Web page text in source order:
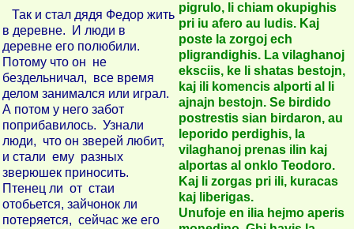
Так и стал дядя Федор жить
в деревне. И люди в
деревне его полюбили.
Потому что он не
бездельничал, все время
делом занимался или играл.
А потом у него забот
поприбавилось. Узнали
люди, что он зверей любит,
и стали ему разных
зверюшек приносить.
Птенец ли от стаи
отобьется, зайчонок ли
потеряется, сейчас же его
pigrulo, li chiam okupighis
pri iu afero au ludis. Kaj
poste la zorgoj ech
pligrandighis. La vilaghanoj
eksciis, ke li shatas bestojn,
kaj ili komencis alporti al li
ajnajn bestojn. Se birdido
postrestis sian birdaron, au
leporido perdighis, la
vilaghanoj prenas ilin kaj
alportas al onklo Teodoro.
Kaj li zorgas pri ili, kuracas
kaj liberigas.
Unufoje en ilia hejmo aperis